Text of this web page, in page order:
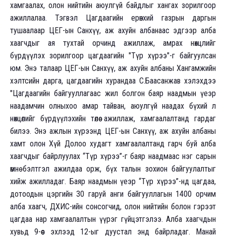
хамгаалах, олон нийтийн аюулгүй байдлыг хангах зорилгоор
ажиллалаа. Тэгвэл Цагдаагийн ерөнхий газрын даргын
тушаалаар ЦЕГ-ын Санхүү, аж ахуйн албанаас эдгээр алба
хаагчдыг ая тухтай орчинд ажиллаж, амрах нөхцлийг
бүрдүүлэх зорилгоор цагдаагийн "Түр хүрээ"-г байгуулсан
юм. Энэ талаар ЦЕГ-ын Санхүү, аж ахуйн албаны Хангамжийн
хэлтсийн дарга, цагдаагийн хурандаа С.Баасанжав хэлэхдээ
"Цагдаагийн байгууллагаас жил болгон баяр наадмын үеэр
наадамчин олныхоо амар тайван, аюулгүй наадах бүхий л
нөхцөлийг бүрдүүлэхийн төлөө ажиллаж, хамгаалалтанд гардаг
билээ. Энэ ажлын хүрээнд ЦЕГ-ын Санхүү, аж ахуйн албаны
хамт олон Хүй Долоо худагт хамгаалалтанд гарч буй алба
хаагчдыг байрлуулах “Түр хүрээ”-г баяр наадмаас нэг сарын
өмнө бэлтгэл ажилдаа орж, бүх талын зохион байгуулалтыг
хийж ажилладаг. Баяр наадмын үеэр “Түр хүрээ”-нд цагдаа,
дотоодын цэргийн 30 гаруй анги байгууллагын 1400 орчим
алба хаагч, ДХИС-ийн сонсогчид, олон нийтийн болон гэрээт
цагдаа нар хамгаалалтын үүрэг гүйцэтгэлээ. Алба хаагчдын
хувьд 9-өөс эхлээд 12-ыг дуустал энд байрладаг. Манай